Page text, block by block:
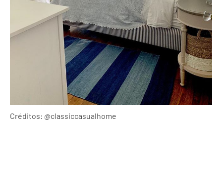
Créditos: @classiccasualhome